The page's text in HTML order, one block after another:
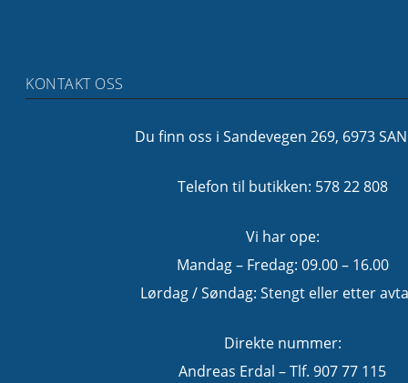
KONTAKT OSS
Du finn oss i Sandevegen 269, 6973
Telefon til butikken: 578 22 808
Vi har ope:
Mandag – Fredag: 09.00 – 16.00
Lørdag / Søndag: Stengt eller etter
Direkte nummer:
Andreas Erdal – Tlf. 907 77 115